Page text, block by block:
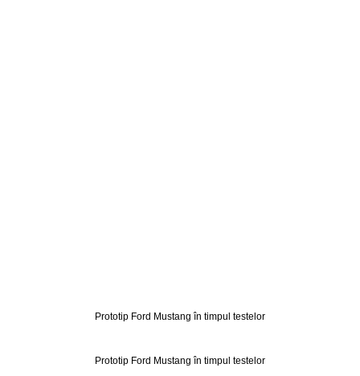
Prototip Ford Mustang în timpul testelor
Prototip Ford Mustang în timpul testelor